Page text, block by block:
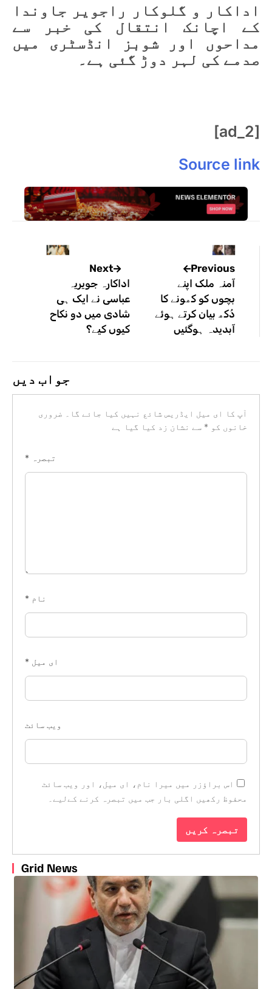
اداکار و گلوکار راجویر جاوندا
کے اچانک انتقال کی خبر سے
مداحوں اور شوبز انڈسٹری میں
صدمے کی لہر دوڑ گئی ہے۔
[ad_2]
Source link
Previous
آمنہ ملک اپنے
بچوں کو کھونے کا
دُکھ بیان کرتے ہوئے
آبدیدہ ہوگئیں
Next
اداکارہ جویریہ
عباسی نے ایک ہی
شادی میں دو نکاح
کیوں کیے؟
جواب دیں
آپ کا ای میل ایڈریس شائع نہیں کیا جائے گا۔
ضروری
خانوں کو * سے نشان زد کیا گیا ہے
تبصرہ *
نام *
ای میل *
ویب‌ سائٹ
اس براؤزر میں میرا نام، ای میل، اور ویب سائٹ
محفوظ رکھیں اگلی بار جب میں تبصرہ کرنے کےلیے۔
Grid News